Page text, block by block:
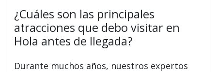
¿Cuáles son las principales
atracciones que debo visitar en
Hola antes de llegada?
Durante muchos años, nuestros expertos